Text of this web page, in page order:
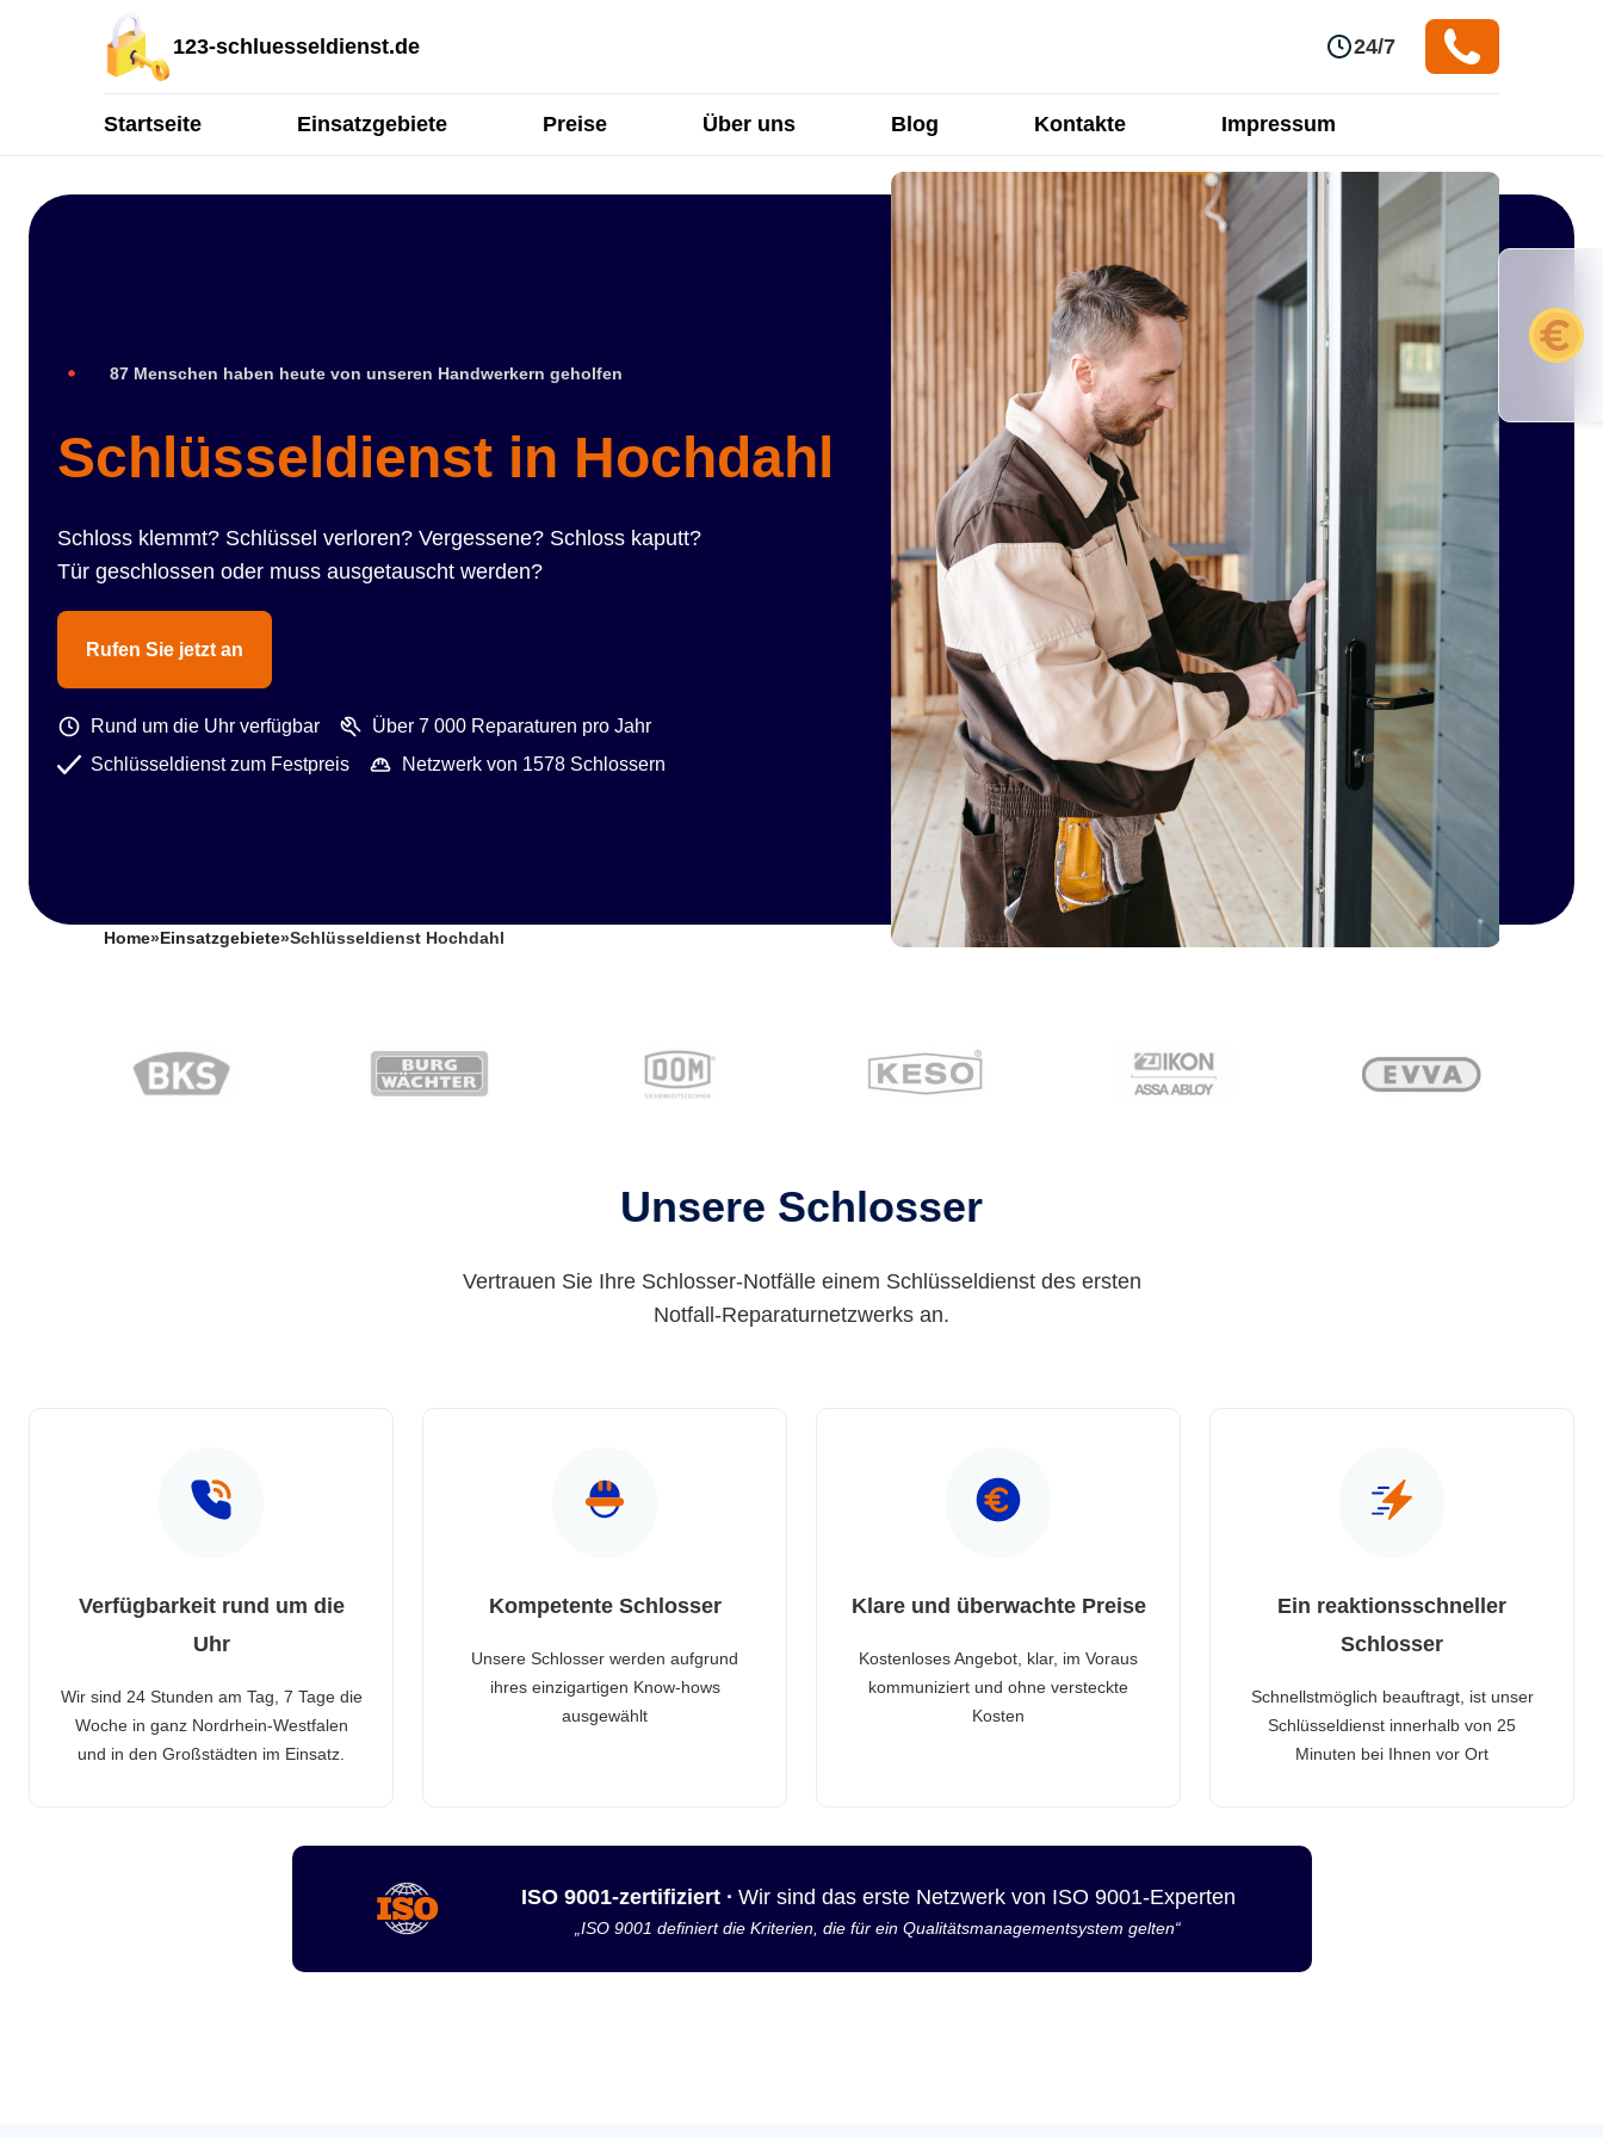
123-schluesseldienst.de 24/7
Startseite Einsatzgebiete Preise Über uns Blog Kontakte Impressum
87 Menschen haben heute von unseren Handwerkern geholfen
Schlüsseldienst in Hochdahl
Schloss klemmt? Schlüssel verloren? Vergessene? Schloss kaputt?
Tür geschlossen oder muss ausgetauscht werden?
Rufen Sie jetzt an
Rund um die Uhr verfügbar
Über 7 000 Reparaturen pro Jahr
Schlüsseldienst zum Festpreis
Netzwerk von 1578 Schlossern
Home» Einsatzgebiete»Schlüsseldienst Hochdahl
Unsere Schlosser
Vertrauen Sie Ihre Schlosser-Notfälle einem Schlüsseldienst des ersten
Notfall-Reparaturnetzwerks an.
Verfügbarkeit rund um die
Uhr
Wir sind 24 Stunden am Tag, 7 Tage die
Woche in ganz Nordrhein-Westfalen
und in den Großstädten im Einsatz.
Kompetente Schlosser
Unsere Schlosser werden aufgrund
ihres einzigartigen Know-hows
ausgewählt
Klare und überwachte Preise
Kostenloses Angebot, klar, im Voraus
kommuniziert und ohne versteckte
Kosten
Ein reaktionsschneller
Schlosser
Schnellstmöglich beauftragt, ist unser
Schlüsseldienst innerhalb von 25
Minuten bei Ihnen vor Ort
ISO 9001-zertifiziert · Wir sind das erste Netzwerk von ISO 9001-Experten
„ISO 9001 definiert die Kriterien, die für ein Qualitätsmanagementsystem gelten“